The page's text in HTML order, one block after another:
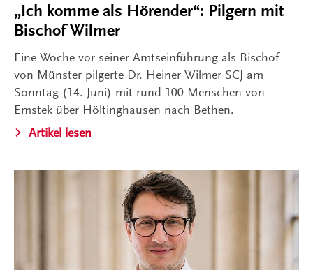
„Ich komme als Hörender“: Pilgern mit
Bischof Wilmer
Eine Woche vor seiner Amtseinführung als Bischof
von Münster pilgerte Dr. Heiner Wilmer SCJ am
Sonntag (14. Juni) mit rund 100 Menschen von
Emstek über Höltinghausen nach Bethen.
Artikel lesen